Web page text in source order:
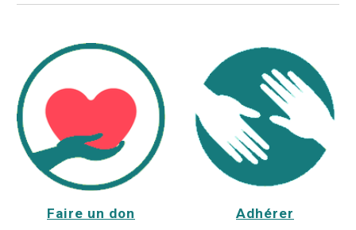
Faire un don Adhérer